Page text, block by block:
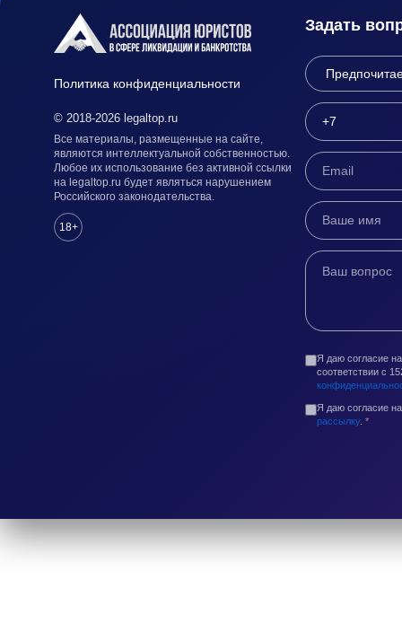
Политика конфиденциальности
© 2018-2026 legaltop.ru
Все материалы, размещенные на сайте,
являются интеллектуальной собственностью.
Любое их использование без активной ссылки
на legaltop.ru будет являться нарушением
Российского законодательства.
18+
Задать
Я даю согласие
соответствии с
Я даю согласие
рассылку. *